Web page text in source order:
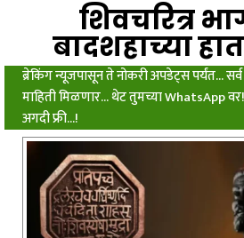
शिवचरित्र
बादशहाच्या
ब्रेकिंग न्यूजपासून ते नोकरी अपडेट्स पर्यंत... सर्व
माहिती मिळणार... थेट तुमच्या WhatsApp वर!
अगदी फ्री...!